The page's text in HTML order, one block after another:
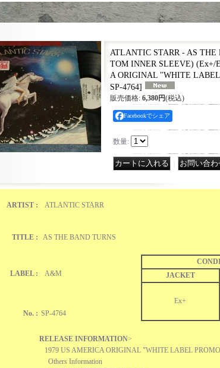
ATLANTIC STARR - AS THE
TOM INNER SLEEVE) (Ex+/
A ORIGINAL "WHITE LABEL
SP-4764]
販売価格: 6,380円(税込)
Facebookでシェア
数量:
ARTIST : ATLANTIC STARR
TITLE : AS THE BAND TURNS
LABEL : A&M
JACKET
Ex+
No. : SP-4764
RELEASE INFORMATION>
1979 US AMERICA ORIGINAL "WHITE LABEL
Others Information